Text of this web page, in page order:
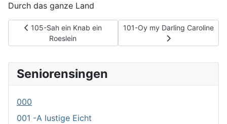
Durch das ganze Land
Vorheriger Beitrag: 105-Sah ein Knab ein Roeslein
105-Sah ein Knab ein
Roeslein
Nächster Beitrag: 101-Oy my
101-Oy my Darling Caroline
Seniorensingen
000
001 -A lustige Eicht